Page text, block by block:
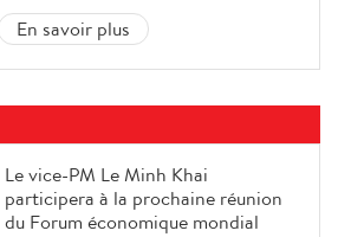
En savoir plus
Le vice-PM Le Minh Khai
participera à la prochaine réunion
du Forum économique mondial